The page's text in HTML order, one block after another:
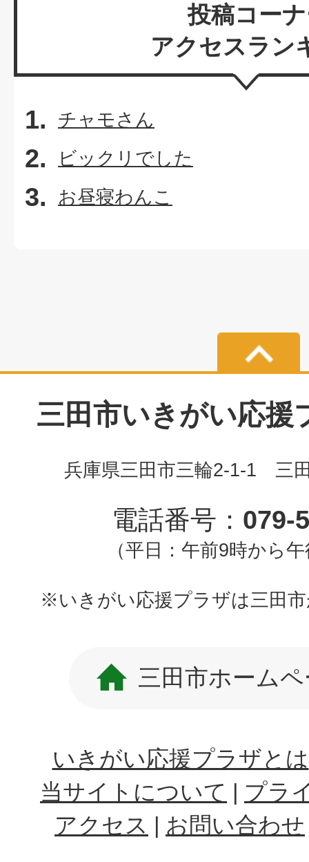
投稿コー
アクセスラン
チャモさん
ビックリでした
お昼寝わんこ
三田市いきがい応援
兵庫県三田市三輪2-1-1 三
電話番号： 079-
（平日：午前9時から
※いきがい応援プラザは三田
三田市ホーム
いきがい応援プラザとは
当サイトについて
プラ
アクセス
お問い合わせ